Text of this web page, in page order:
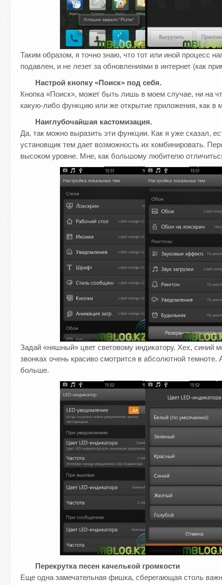
Таким образом, я точно знаю, что тот или иной процесс
подавлен, и не лезет за обновлениями в интернет (как
Настрой кнопку «Поиск» под себя.
Кнопка «Поиск», может быть лишь в моем случае, ни на
какую-либо функцию или же открытие приложения, как в
Наиглубочайшая кастомизация.
Да, так можно выразить эти функции. Как я уже сказал,
установщик тем дает возможность их комбинировать.
высоком уровне. Мне, как большому любителю
Задай «няшный» цвет световому индикатору. Хех, синий
звонках очень красиво смотрится в абсолютной темноте.
больше.
Перекрутка песен качелькой громкости
Еще одна замечательная фишка, сберегающая столь